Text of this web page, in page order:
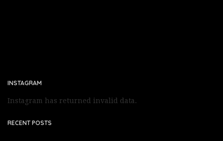
INSTAGRAM
Instagram has returned invalid data.
RECENT POSTS